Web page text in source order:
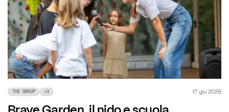
THE GROUP +3 17 giu 2026